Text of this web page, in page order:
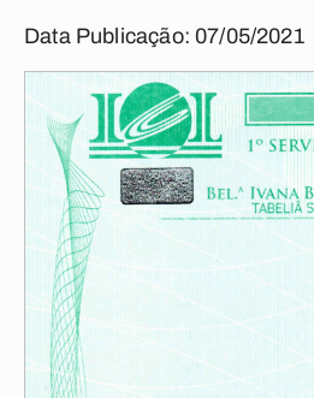
Data Publicação: 07/05/2021